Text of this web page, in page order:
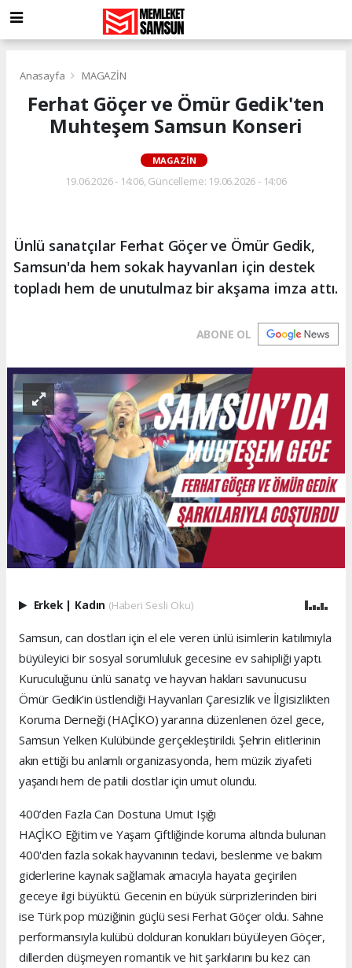
Anasayfa MAGAZİN
Ferhat Göçer ve Ömür Gedik'ten
Muhteşem Samsun Konseri
MAGAZİN
19.06.2026 - 14:06, Güncelleme: 19.06.2026 - 14:06
Ünlü sanatçılar Ferhat Göçer ve Ömür Gedik,
Samsun'da hem sokak hayvanları için destek
topladı hem de unutulmaz bir akşama imza attı.
ABONE OL
Erkek | Kadın (Haberi Sesli Oku)
Samsun, can dostları için el ele veren ünlü isimlerin katılımıyla
büyüleyici bir sosyal sorumluluk gecesine ev sahipliği yaptı.
Kuruculuğunu ünlü sanatçı ve hayvan hakları savunucusu
Ömür Gedik’in üstlendiği Hayvanları Çaresizlik ve İlgisizlikten
Koruma Derneği (HAÇİKO) yararına düzenlenen özel gece,
Samsun Yelken Kulübünde gerçekleştirildi. Şehrin elitlerinin
akın ettiği bu anlamlı organizasyonda, hem müzik ziyafeti
yaşandı hem de patili dostlar için umut olundu.
400’den Fazla Can Dostuna Umut Işığı
HAÇİKO Eğitim ve Yaşam Çiftliğinde koruma altında bulunan
400'den fazla sokak hayvanının tedavi, beslenme ve bakım
giderlerine kaynak sağlamak amacıyla hayata geçirilen
geceye ilgi büyüktü. Gecenin en büyük sürprizlerinden biri
ise Türk pop müziğinin güçlü sesi Ferhat Göçer oldu. Sahne
performansıyla kulübü dolduran konukları büyüleyen Göçer,
dillerden düşmeyen romantik ve hit şarkılarını bu kez can